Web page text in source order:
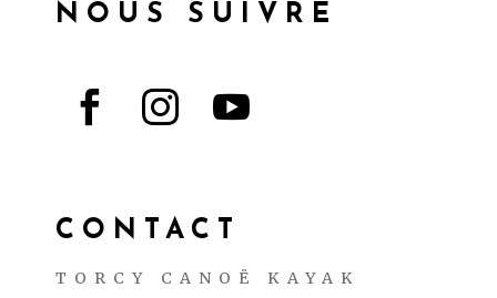
NOUS SUIVRE
  
CONTACT
TORCY CANOË KAYAK